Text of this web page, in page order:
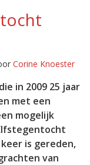
Corine Knoester
in 2009 25 jaar
met een
mogelijk
is gereden,
van